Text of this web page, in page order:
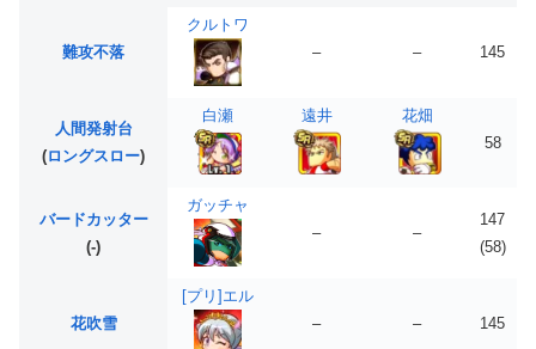
難攻不落
クルトワ
–
– 145
人間発射台
(ロングスロー)
白瀬 遠井
花畑
58
バードカッター
(-)
ガッチャ
–
–
147
(58)
花吹雪
[プリ]エル
–
– 145